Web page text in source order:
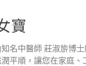
寶
名中醫師 莊淑旂博
平順，讓您在家庭